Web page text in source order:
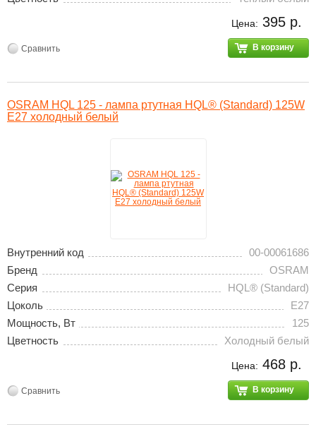
Цена: 395 р.
В корзину
Сравнить
OSRAM HQL 125 - лампа ртутная HQL® (Standard) 125W
E27 холодный белый
Внутренний код
00-00061686
Бренд
OSRAM
Серия
HQL® (Standard)
Цоколь
E27
Мощность, Вт
125
Цветность
Холодный белый
Цена: 468 р.
В корзину
Сравнить